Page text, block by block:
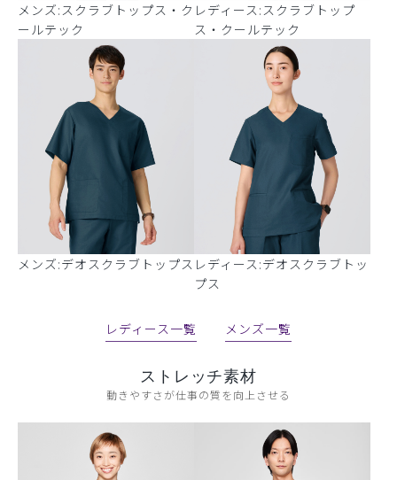
メンズ:スクラブトップス・ク
ールテック
レディース:スクラブトップ
ス・クールテック
メンズ:デオスクラブトップス レディース:デオスクラブトッ
プス
レディース一覧 メンズ一覧
ストレッチ素材
動きやすさが仕事の質を向上させる